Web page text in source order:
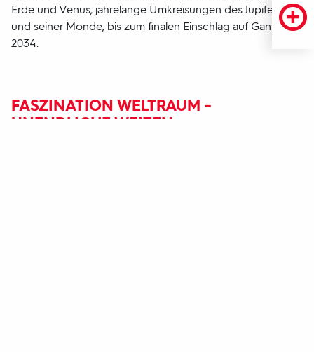
Erde und Venus, jahrelange Umkreisungen des Jupiters
und seiner Monde, bis zum finalen Einschlag auf Ganymed
2034.
FASZINATION WELTRAUM -
UNENDLICHE WEITEN